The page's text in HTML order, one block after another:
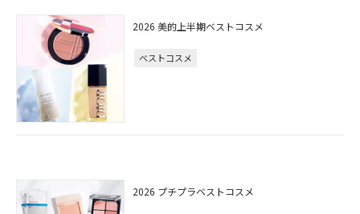
2026 美的上半期ベストコスメ
ベストコスメ
2026 プチプラベストコスメ